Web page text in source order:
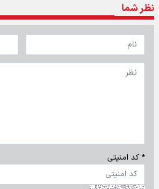
نظر شما
* کد امنیتی